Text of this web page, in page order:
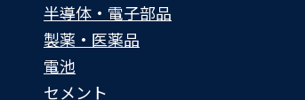
半導体・電子部品
製薬・医薬品
電池
セメント